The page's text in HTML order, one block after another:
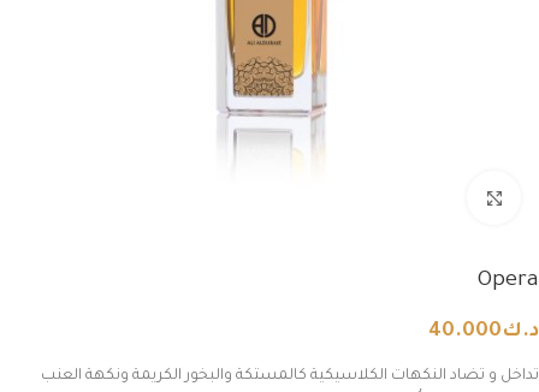
Opera
د.ك40.000
تداخل و تضاد النكهات الكلاسيكية كالمستكة والبخور الكريمة ونكهة العنب